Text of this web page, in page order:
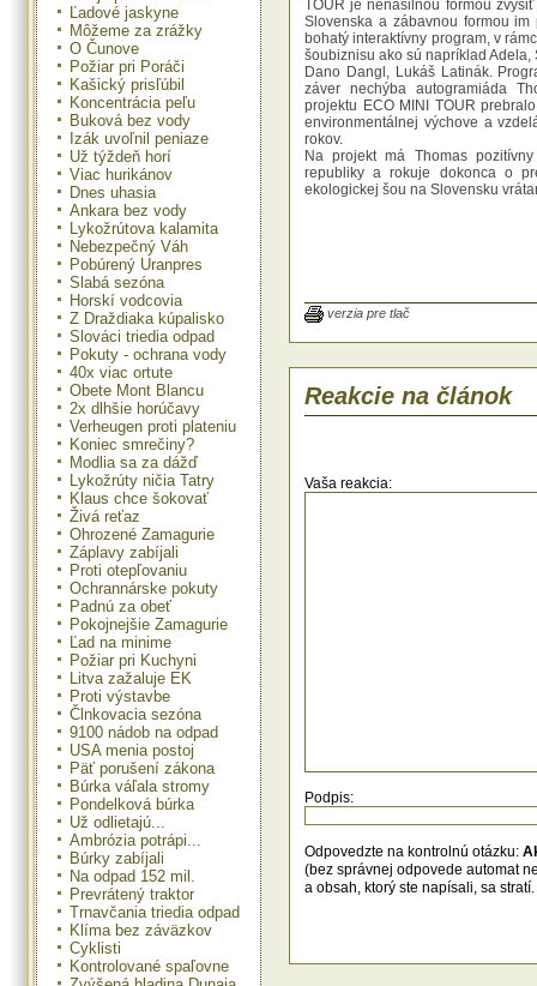
Ľadové jaskyne
Môžeme za zrážky
O Čunove
Požiar pri Poráči
Kašický prisľúbil
Koncentrácia peľu
Buková bez vody
Izák uvoľnil peniaze
Už týždeň horí
Viac hurikánov
Dnes uhasia
Ankara bez vody
Lykožrútova kalamita
Nebezpečný Váh
Pobúrený Uranpres
Slabá sezóna
Horskí vodcovia
Z Draždiaka kúpalisko
Slováci triedia odpad
Pokuty - ochrana vody
40x viac ortute
Obete Mont Blancu
2x dlhšie horúčavy
Verheugen proti plateniu
Koniec smrečiny?
Modlia sa za dážď
Lykožrúty ničia Tatry
Klaus chce šokovať
Živá reťaz
Ohrozené Zamagurie
Záplavy zabíjali
Proti otepľovaniu
Ochrannárske pokuty
Padnú za obeť
Pokojnejšie Zamagurie
Ľad na minime
Požiar pri Kuchyni
Litva zažaluje EK
Proti výstavbe
Člnkovacia sezóna
9100 nádob na odpad
USA menia postoj
Päť porušení zákona
Búrka váľala stromy
Pondelková búrka
Už odlietajú...
Ambrózia potrápi...
Búrky zabíjali
Na odpad 152 mil.
Prevrátený traktor
Trnavčania triedia odpad
Klíma bez záväzkov
Cyklisti
Kontrolované spaľovne
TOUR je nenásilnou formou
Slovenska a zábavnou formou
bohatý interaktívny program, v
šoubiznisu ako sú napríklad Adela,
Dano Dangl, Lukáš Latinák.
záver nechýba autogramiáda
projektu ECO MINI TOUR
environmentálnej výchove a
rokov.
Na projekt má Thomas
republiky a rokuje dokonca o
ekologickej šou na Slovensku
verzia pre tlač
Reakcie na článok
Vaša reakcia:
Podpis:
Odpovedzte na kontrolnú otázku:
(bez správnej odpovede automat
a obsah, ktorý ste napísali, sa